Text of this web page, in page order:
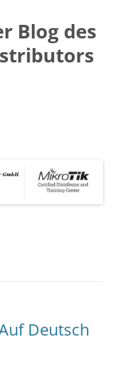
Blog des
Deutsch